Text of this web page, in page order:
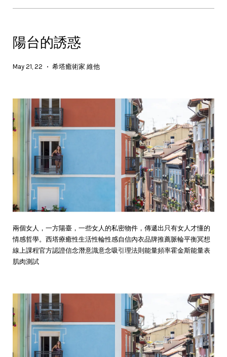
陽台的誘惑
May 21, 22 • 希塔癒術家 維他
兩個女人，一方陽臺，一些女人的私密物件，傳遞出只有女人才懂的
情感哲學。西塔療癒性生活性輪性感自信內衣品牌推薦脈輪平衡冥想
線上課程官方認證信念潛意識意念吸引理法則能量頻率霍金斯能量表
肌肉測試